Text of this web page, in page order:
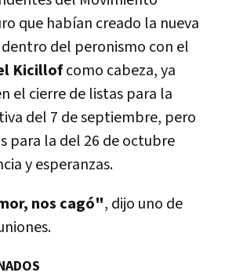
que habían creado la nueva
del peronismo con el
Kicillofcomo cabeza, ya
el cierre de listas para la
del 7 de septiembre, pero
para la del 26 de octubre
y esperanzas.
nos cagó", dijo uno de